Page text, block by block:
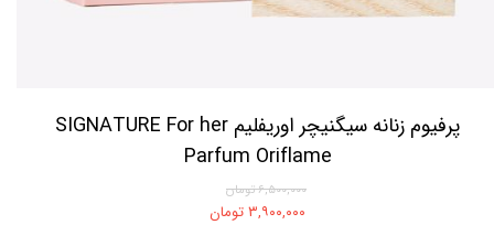
پرفیوم زنانه سیگنیچر اوریفلیم SIGNATURE For her
Parfum Oriflame
۶,۵۰۰,۰۰۰ تومان
۳,۹۰۰,۰۰۰ تومان